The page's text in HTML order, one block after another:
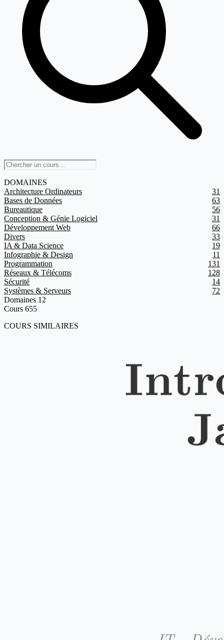
DOMAINES
Architecture Ordinateurs
31
Bases de Données
63
Bureautique
56
Conception & Génie Logiciel
31
Développement Web
66
Divers
33
IA & Data Science
19
Infographie & Design
11
Programmation
131
Réseaux & Télécoms
128
Sécurité
14
Systèmes & Serveurs
72
Domaines 12
Cours 655
COURS SIMILAIRES